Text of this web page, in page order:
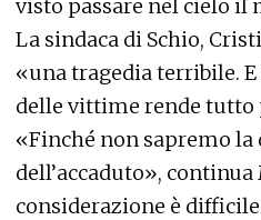
visto passare nel cielo il
La sindaca di Schio,
«una tragedia terribile.
delle vittime rende
«Finché non sapremo la
dell’accaduto»,
considerazione è